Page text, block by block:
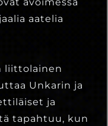
aatelia
liittolainen
Unkarin ja
ja
tapahtuu, kun